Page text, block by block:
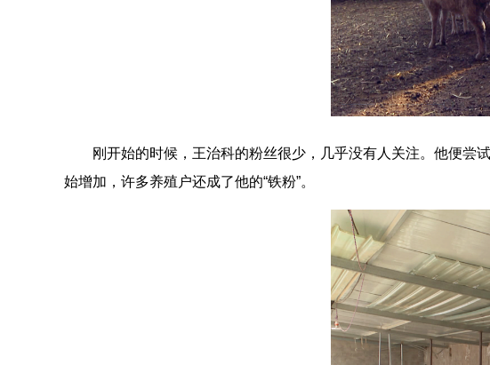
刚开始的时候，王治科的粉丝很少，几乎没有人关注。他便尝
始增加，许多养殖户还成了他的“铁粉”。